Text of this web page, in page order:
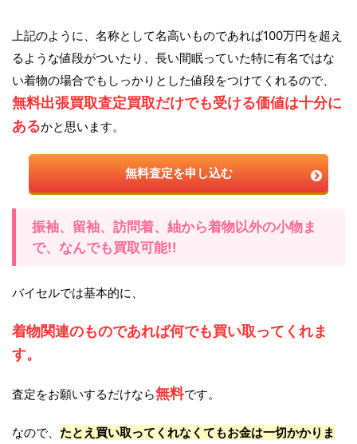
上記のように、名称として名高いものであれば100万円を超え
るような値段がついたり、長い間眠っていた特に有名ではな
い着物の場合でもしっかりとした値段をつけてくれるので、
無料出張買取査定買取だけでも受ける価値は十分に
あるかと思います。
無料査定を申し込む
振袖、留袖、訪問着、紬から着物以外の小物ま
で、なんでも買取可能!!
バイセルでは基本的に、
着物関連のものであれば何でも買い取ってくれま
す。
査定をお願いするだけなら無料です。
なので、 たとえ買い取ってくれなくてもお金は一切かかりま